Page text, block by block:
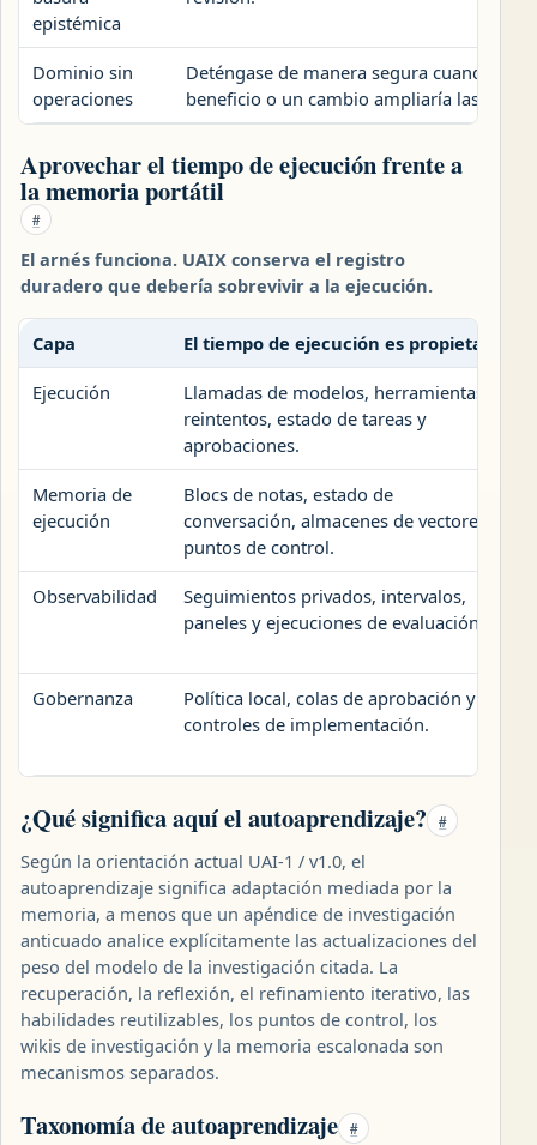
epistémica
Dominio sin
operaciones
Deténgase de manera segura cuando la
beneficio o un cambio ampliaría las
Aprovechar el tiempo de ejecución frente a
la memoria portátil
#
El arnés funciona. UAIX conserva el registro
duradero que debería sobrevivir a la ejecución.
Capa El tiempo de ejecución es propietario
Ejecución
Llamadas de modelos, herramientas,
reintentos, estado de tareas y
aprobaciones.
Memoria de
ejecución
Blocs de notas, estado de
conversación, almacenes de vectores y
puntos de control.
Observabilidad
Seguimientos privados, intervalos,
paneles y ejecuciones de evaluación.
Gobernanza
Política local, colas de aprobación y
controles de implementación.
¿Qué significa aquí el autoaprendizaje? #
Según la orientación actual UAI-1 / v1.0, el
autoaprendizaje significa adaptación mediada por la
memoria, a menos que un apéndice de investigación
anticuado analice explícitamente las actualizaciones del
peso del modelo de la investigación citada. La
recuperación, la reflexión, el refinamiento iterativo, las
habilidades reutilizables, los puntos de control, los
wikis de investigación y la memoria escalonada son
mecanismos separados.
Taxonomía de autoaprendizaje #